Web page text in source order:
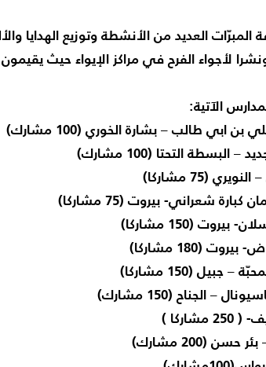
العديد من الأنشطة وتوزيع الهدايا
لأجواء الفرح في مراكز الإيواء حيث
الآتية:
كبارة شعراني- بيروت (75 مشاركا)